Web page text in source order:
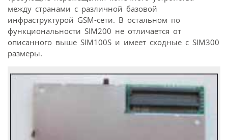
между странами с различной базовой
инфраструктурой GSM-сети. В остальном по
функциональности SIM200 не отличается от
описанного выше SIM100S и имеет сходные с SIM300
размеры.